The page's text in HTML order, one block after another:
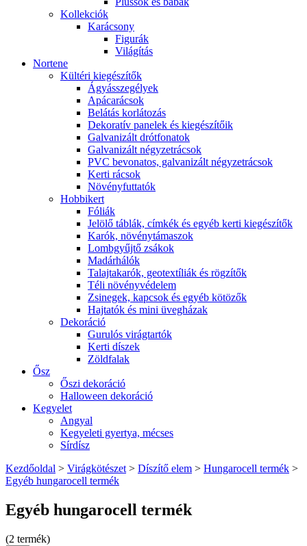
Kollekciók
Karácsony
Figurák
Világítás
Nortene
Kültéri kiegészítők
Ágyásszegélyek
Apácarácsok
Belátás korlátozás
Dekoratív panelek és kiegészítőik
Galvanizált drótfonatok
Galvanizált négyzetrácsok
PVC bevonatos, galvanizált négyzetrácsok
Kerti rácsok
Növényfuttatók
Hobbikert
Fóliák
Jelölő táblák, címkék és egyéb kerti kiegészítők
Karók, növénytámaszok
Lombgyűjtő zsákok
Madárhálók
Talajtakarók, geotextíliák és rögzítők
Téli növényvédelem
Zsinegek, kapcsok és egyéb kötözők
Hajtatók és mini üvegházak
Dekoráció
Gurulós virágtartók
Kerti díszek
Zöldfalak
Ősz
Őszi dekoráció
Halloween dekoráció
Kegyelet
Angyal
Kegyeleti gyertya, mécses
Sírdísz
Kezdőoldal > Virágkötészet > Díszítő elem > Hungarocell termék >
Egyéb hungarocell termék
Egyéb hungarocell termék
(2 termék)